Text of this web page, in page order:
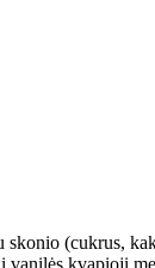
skonio (cukrus,
kvapioji